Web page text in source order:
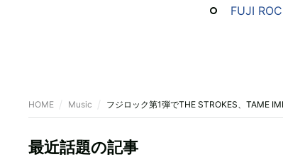
FUJI
HOME Music フジロック第1弾でTHE STROKES、TAME
最近話題の記事